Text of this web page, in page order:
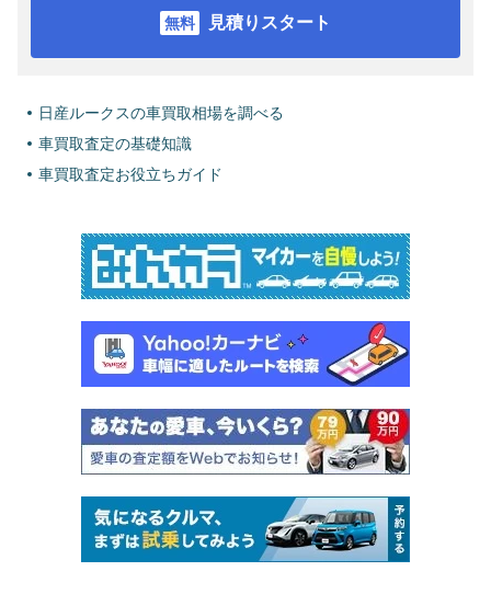
見積りスタート
日産ルークスの車買取相場を調べる
車買取査定の基礎知識
車買取査定お役立ちガイド